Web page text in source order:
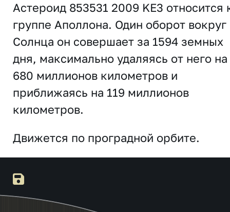
Астероид 853531 2009 KE3 относится
группе Аполлона. Один оборот вокруг
Солнца он совершает за 1594 земных
дня, максимально удаляясь от него на
680 миллионов километров и
приближаясь на 119 миллионов
километров.
Движется по проградной орбите.